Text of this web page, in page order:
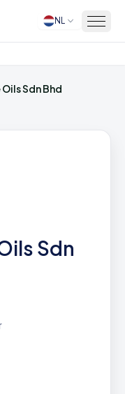
NL
Sdn Bhd
Sdn